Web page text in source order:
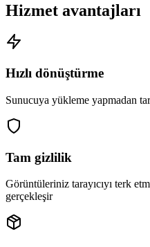
Hizmet avantajları
Hızlı dönüştürme
Sunucuya yükleme yapmadan
Tam gizlilik
Görüntüleriniz tarayıcıyı terk
gerçekleşir